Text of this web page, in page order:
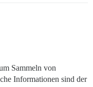
Sammeln von
Informationen sind der